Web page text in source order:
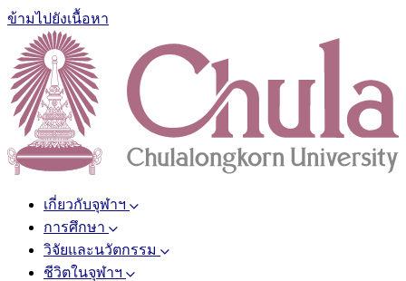
ข้ามไปยังเนื้อหา
เกี่ยวกับจุฬาฯ
การศึกษา
วิจัยและนวัตกรรม
ชีวิตในจุฬาฯ